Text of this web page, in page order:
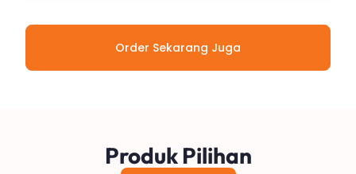
Order Sekarang Juga
Produk Pilihan